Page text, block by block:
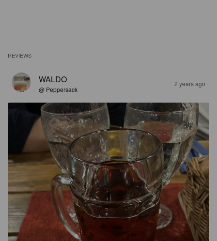
REVIEWS
WALDO
@ Peppersack
2 years ago